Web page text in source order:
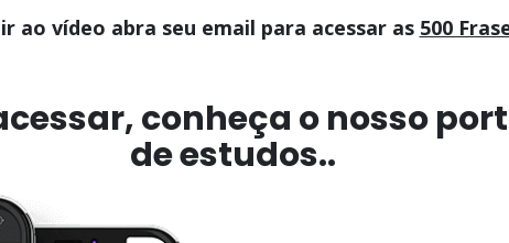
ao vídeo abra seu email para acessar as 500
conheça o nosso
de estudos..